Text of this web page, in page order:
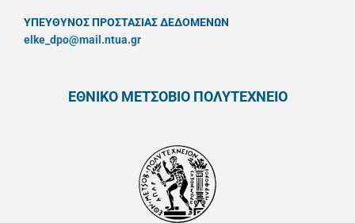
ΥΠΕΥΘYΝΟΣ ΠΡΟΣΤΑΣΙΑΣ ΔΕΔΟΜΕΝΩΝ
elke_dpo@mail.ntua.gr
ΕΘΝΙΚΟ ΜΕΤΣΟΒΙΟ ΠΟΛΥΤΕΧΝΕΙΟ